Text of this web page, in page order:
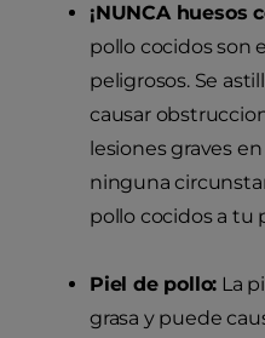
¡NUNCA huesos
pollo cocidos son
peligrosos. Se
causar
lesiones graves
ninguna
pollo cocidos a tu
Piel de pollo: La
grasa y puede